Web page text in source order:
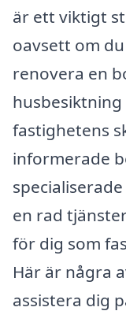
är ett viktigt
oavsett om
renovera en
fastighetens
informerade
en rad
för dig som
Här är några
assistera dig